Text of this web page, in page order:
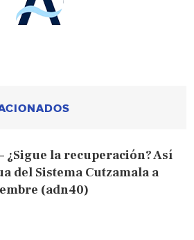
¿Sigue la recuperación? Así
del Sistema Cutzamala a
(adn40)